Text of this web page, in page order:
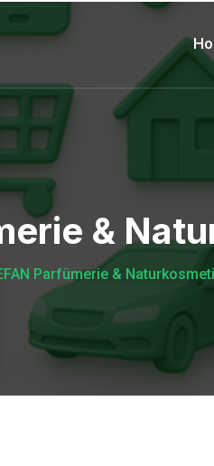
&
Parfümerie &